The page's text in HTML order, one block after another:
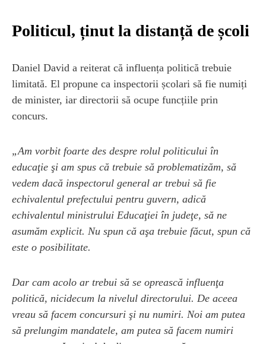
Politicul, ținut la distanță de școli
Daniel David a reiterat că influența politică trebuie
limitată. El propune ca inspectorii școlari să fie numiți
de minister, iar directorii să ocupe funcțiile prin
concurs.
„Am vorbit foarte des despre rolul politicului în
educaţie şi am spus că trebuie să problematizăm, să
vedem dacă inspectorul general ar trebui să fie
echivalentul prefectului pentru guvern, adică
echivalentul ministrului Educaţiei în judeţe, să ne
asumăm explicit. Nu spun că aşa trebuie făcut, spun că
este o posibilitate.
Dar cam acolo ar trebui să se oprească influenţa
politică, nicidecum la nivelul directorului. De aceea
vreau să facem concursuri şi nu numiri. Noi am putea
să prelungim mandatele, am putea să facem numiri